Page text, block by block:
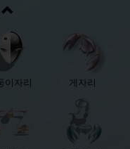
이자리 게자리